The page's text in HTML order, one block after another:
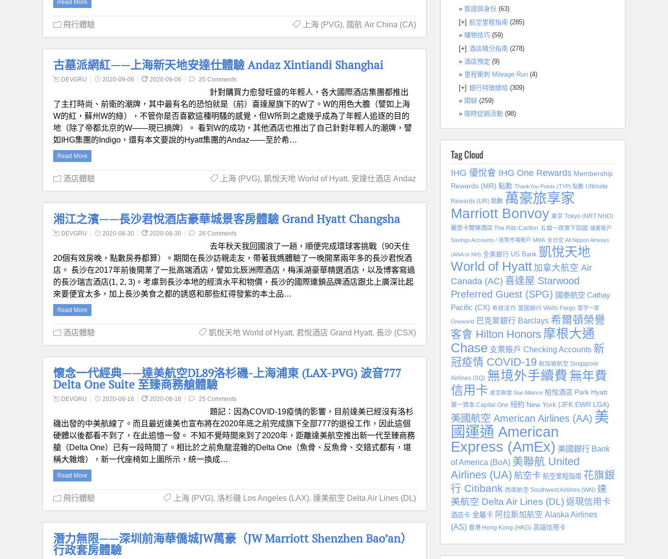
Read More
飛行體驗 上海 (PVG), 國航 Air China (CA)
古墓派網紅——上海新天地安達仕體驗 Andaz Xintiandi Shanghai
DEVGRU 2020-09-06 2020-09-06 25 Comments
針對購買力愈發旺盛的年輕人，各大國際酒店集團都推出
了主打時尚、前衛的潮牌，其中最有名的恐怕就是（前）喜達屋旗下的W了。W的用色大膽（譬如上海
W的紅，蘇州W的綠），不管你是否喜歡這種明騷的感覺，但W所到之處幾乎成為了年輕人追逐的目的
地（除了帝都北京的W——現已摘牌）。 看到W的成功，其他酒店也推出了自己針對年輕人的潮牌，譬
如IHG集團的Indigo，還有本文要說的Hyatt集團的Andaz——至於希…
Read More
酒店體驗 上海 (PVG), 凱悅天地 World of Hyatt, 安達仕酒店 Andaz
湘江之濱——長沙君悅酒店豪華城景客房體驗 Grand Hyatt Changsha
DEVGRU 2020-08-30 2020-08-30 26 Comments
去年秋天我回國浪了一趟，順便完成環球客挑戰（90天住
20個有效房晚，點數房券都算）。期間在長沙訪親走友，帶著我媽體驗了一晚開業兩年多的長沙君悅酒
店。 長沙在2017年前後開業了一批高端酒店，譬如北辰洲際酒店，梅溪湖豪華精選酒店，以及博客寫過
的長沙瑞吉酒店(1, 2, 3)。考慮到長沙本地的經濟水平和物價，長沙的國際連鎖品牌酒店跟北上廣深比起
來要便宜太多，加上長沙美食之都的誘惑和那些紅得發紫的本土品…
Read More
酒店體驗 凱悅天地 World of Hyatt, 君悅酒店 Grand Hyatt, 長沙 (CSX)
懷念一代經典——達美航空DL89洛杉磯-上海浦東 (LAX-PVG) 波音777
Delta One Suite 至臻商務艙體驗
DEVGRU 2020-08-16 2020-08-16 25 Comments
題記：因為COVID-19疫情的影響，目前達美已經沒有洛杉
磯出發的中美航線了。而且最近達美也宣布將在2020年底之前完成旗下全部777的退役工作，因此這個
硬體以後都看不到了，在此追憶一發。 不知不覺時間來到了2020年，距離達美航空推出新一代至臻商務
艙（Delta One）已有一段時間了。相比於之前魚龍混雜的Delta One（魚骨、反魚骨、交錯式都有，堪
稱大雜燴），新一代座椅如上圖所示，統一換成…
Read More
飛行體驗 上海 (PVG), 洛杉磯 Los Angeles (LAX), 達美航空 Delta Air Lines (DL)
潛力無限——深圳前海華僑城JW萬豪（JW Marriott Shenzhen Bao’an）
行政套房體驗
簽證與身份 (63)
[+] 航空里程指南 (285)
購物技巧 (59)
[+] 酒店積分指南 (278)
酒店預定 (9)
里程衝刺 Mileage Run (4)
[+] 銀行特徵總結 (309)
閑聊 (259)
限時促銷活動 (98)
Tag Cloud
IHG 優悅會 IHG One Rewards Membership
Rewards (MR) 點數 ThankYou Points (TYP) 點數 Ultimate
Rewards (UR) 點數 萬豪旅享家
Marriott Bonvoy 東京 Tokyo (NRT NHD)
麗思卡爾頓酒店 The Ritz-Carlton 五個一政策下回國 儲蓄賬戶
Savings Accounts / 貨幣市場賬戶 MMA 全日空 All Nippon Airways
(ANA or NH) 全美銀行 US Bank 凱悅天地
World of Hyatt 加拿大航空 Air
Canada (AC) 喜達屋 Starwood
Preferred Guest (SPG) 國泰航空 Cathay
Pacific (CX) 奇技淫巧 富國銀行 Wells Fargo 寰宇一家
Oneworld 巴克萊銀行 Barclays 希爾頓榮譽
客會 Hilton Honors 摩根大通
Chase 支票賬戶 Checking Accounts 新
冠疫情 COVID-19 新加坡航空 Singapore
Airlines (SQ) 無境外手續費 無年費
信用卡 星空聯盟 Star Alliance 柏悅酒店 Park Hyatt
第一資本 Capital One 紐約 New York (JFK EWR LGA)
美國航空 American Airlines (AA) 美
國運通 American
Express (AmEx) 美國銀行 Bank
of America (BoA) 美聯航 United
Airlines (UA) 航空卡 航空里程指南 花旗銀
行 Citibank 西南航空 Southwest Airlines (WN) 達
美航空 Delta Air Lines (DL) 返現信用卡
酒店卡 金屬卡 阿拉斯加航空 Alaska Airlines
(AS) 香港 Hong Kong (HKG) 高端信用卡